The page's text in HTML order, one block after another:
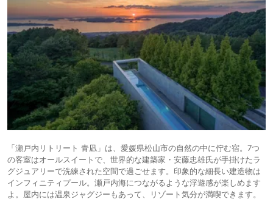
「瀬戸内リトリート 青凪」は、愛媛県松山市の自然の中に佇む宿。7つ
の客室はオールスイートで、世界的な建築家・安藤忠雄氏が手掛けたラ
グジュアリーで洗練された空間で過ごせます。印象的な細長い建造物は
インフィニティプール。瀬戸内海につながるような浮遊感が楽しめます
よ。屋内には温泉ジャグジーもあって、リゾート気分が満喫できます。